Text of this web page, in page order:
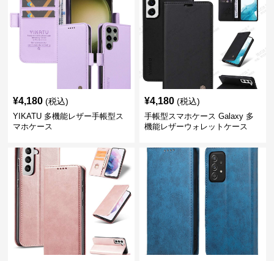
¥4,180 (税込)
YIKATU 多機能レザー手帳型ス
マホケース
¥4,180 (税込)
手帳型スマホケース Galaxy 多
機能レザーウォレットケース